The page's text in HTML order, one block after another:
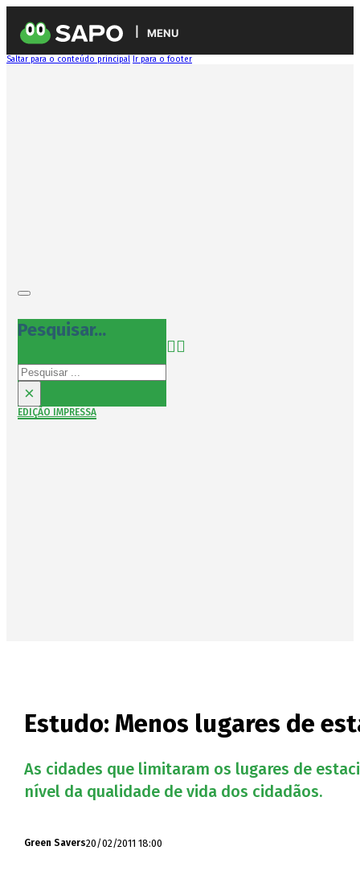
MENU
Saltar para o conteúdo principal Ir para o footer
Pesquisar...
Pesquisar
×
EDIÇÃO IMPRESSA
Estudo: Menos lugares de
As cidades que limitaram os lugares de
nível da qualidade de vida dos cidadãos.
Green Savers20/02/2011 18:00